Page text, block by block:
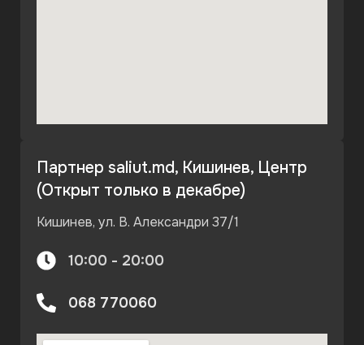
Партнер saliut.md, Кишинев, Центр
(Открыт только в декабре)
Кишинев, ул. В. Александри 37/1
10:00 - 20:00
068 770060